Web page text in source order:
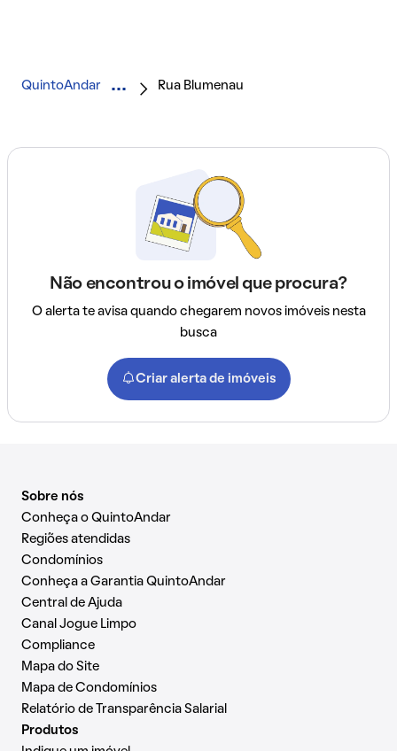
QuintoAndar Rua Blumenau
Não encontrou o imóvel que procura?
O alerta te avisa quando chegarem novos imóveis nesta
busca
Criar alerta de imóveis
Sobre nós
Conheça o QuintoAndar
Regiões atendidas
Condomínios
Conheça a Garantia QuintoAndar
Central de Ajuda
Canal Jogue Limpo
Compliance
Mapa do Site
Mapa de Condomínios
Relatório de Transparência Salarial
Produtos